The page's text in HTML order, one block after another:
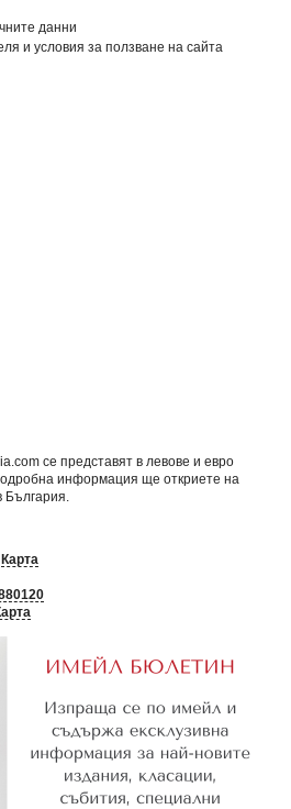
данни
и условия за ползване на сайта
се представят в левове и евро
информация ще откриете на
България
Карта